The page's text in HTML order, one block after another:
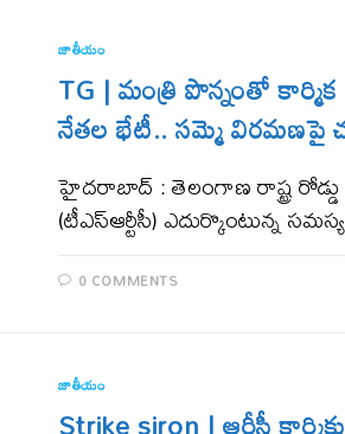
జాతీయం
TG | మంత్రి పొన్నంతో
నేతల భేటీ.. సమ్మె విరమణపై
హైదరాబాద్ : తెలంగాణ రాష్ట్ర
(టీఎస్ఆర్టీసీ) ఎదుర్కొంటున్న
0 COMMENTS
జాతీయం